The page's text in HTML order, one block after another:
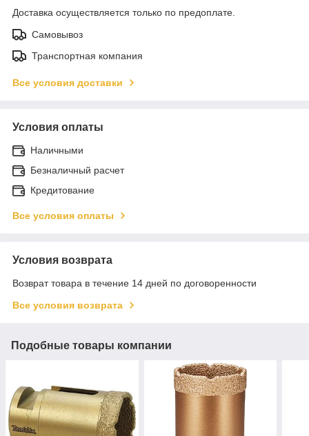
Доставка осуществляется только по предоплате.
Самовывоз
Транспортная компания
Все условия доставки
Условия оплаты
Наличными
Безналичный расчет
Кредитование
Все условия оплаты
Условия возврата
Возврат товара в течение 14 дней по договоренности
Все условия возврата
Подобные товары компании